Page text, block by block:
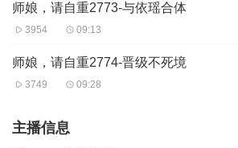
师娘，请自重2773-与依瑶合体
3954 09:13
师娘，请自重2774-晋级不死境
3749 09:28
主播信息